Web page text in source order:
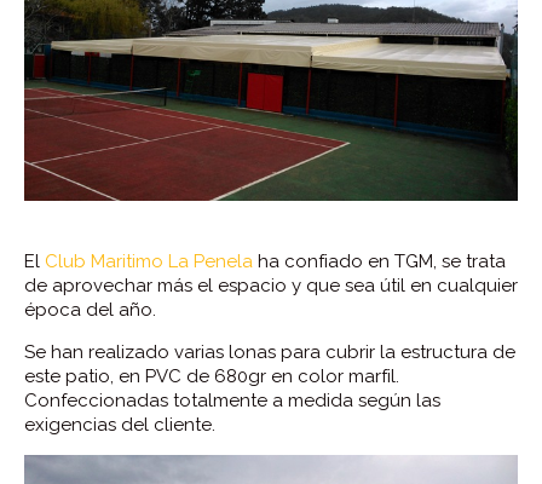
El Club Maritimo La Penela ha confiado en TGM, se trata
de aprovechar más el espacio y que sea útil en cualquier
época del año.
Se han realizado varias lonas para cubrir la estructura de
este patio, en PVC de 680gr en color marfil.
Confeccionadas totalmente a medida según las
exigencias del cliente.